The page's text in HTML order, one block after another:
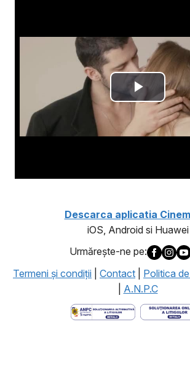
Descarca aplicatia
iOS, Android si Huawei
Urmăreşte-ne pe:
Termeni şi condiţii
Contact
Politica
A.N.P.C